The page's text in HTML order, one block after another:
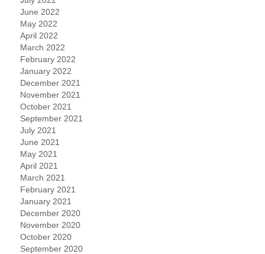
June 2022
May 2022
April 2022
March 2022
February 2022
January 2022
December 2021
November 2021
October 2021
September 2021
July 2021
June 2021
May 2021
April 2021
March 2021
February 2021
January 2021
December 2020
November 2020
October 2020
September 2020